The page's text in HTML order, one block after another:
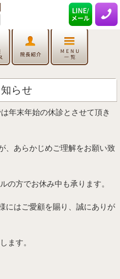
らせ
年末年始の休診とさせて頂き
、あらかじめご理解をお願い致
の方でお休み中も承ります。
にはご愛顧を賜り、誠にありが
ます。